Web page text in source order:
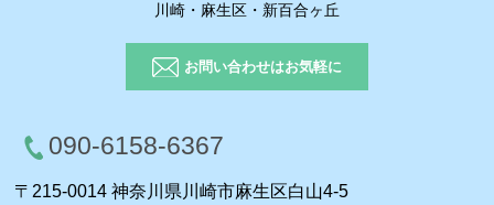
川崎・麻生区・新百合ヶ丘
お問い合わせはお気軽に
090-6158-6367
〒215-0014 神奈川県川崎市麻生区白山4-5